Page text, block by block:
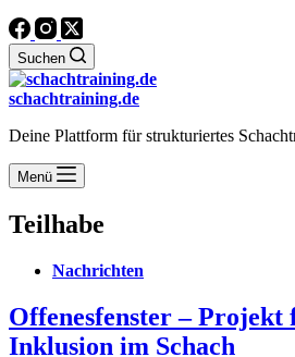
Suchen
schachtraining.de
Deine Plattform für strukturiertes
Menü
Teilhabe
Nachrichten
Offenesfenster – Projekt
Inklusion im Schach